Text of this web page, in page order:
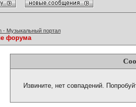
- Музыкальный портал
форума
Извините, нет совпадений.